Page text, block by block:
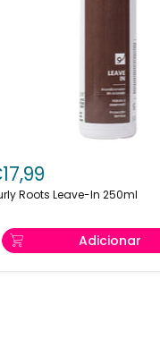
Roots Leave-In 250ml
Adicionar